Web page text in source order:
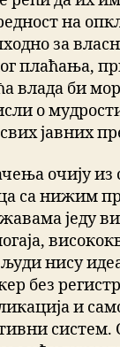
на
за
плаћања,
влада би
о
јавних
очију из
са нижим
једу
нису
без
и
систем.